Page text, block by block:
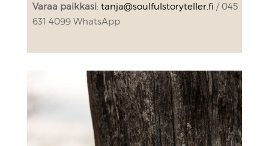
Varaa paikkasi: tanja@soulfulstoryteller.fi / 045
631 4099 WhatsApp